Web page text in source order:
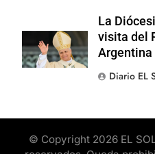
La
visita del
Argentina
Diario EL
© Copyright 2026 EL